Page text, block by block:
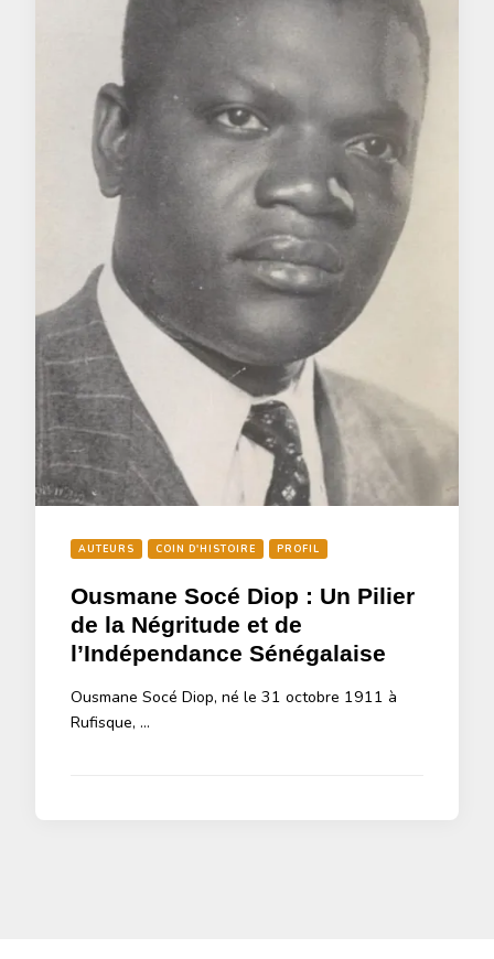
AUTEURS COIN D'HISTOIRE PROFIL
Ousmane Socé Diop : Un Pilier
de la Négritude et de
l’Indépendance Sénégalaise
Ousmane Socé Diop, né le 31 octobre 1911 à
Rufisque, …